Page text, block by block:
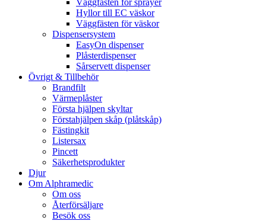
Väggfästen för sprayer
Hyllor till EC väskor
Väggfästen för väskor
Dispensersystem
EasyOn dispenser
Plåsterdispenser
Sårservett dispenser
Övrigt & Tillbehör
Brandfilt
Värmeplåster
Första hjälpen skyltar
Förstahjälpen skåp (plåtskåp)
Fästingkit
Listersax
Pincett
Säkerhetsprodukter
Djur
Om Alphramedic
Om oss
Återförsäljare
Besök oss